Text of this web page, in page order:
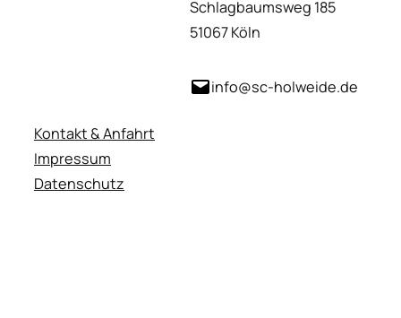
Schlagbaumsweg 185
51067 Köln
info@sc-holweide.de
Kontakt & Anfahrt
Impressum
Datenschutz